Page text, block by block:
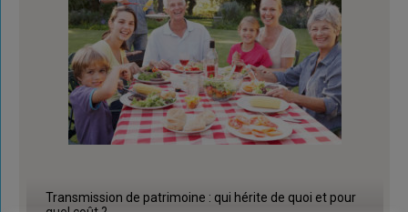
Transmission de patrimoine : qui hérite de quoi et pour